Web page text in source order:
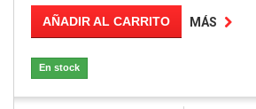
AÑADIR AL CARRITO MÁS
En stock